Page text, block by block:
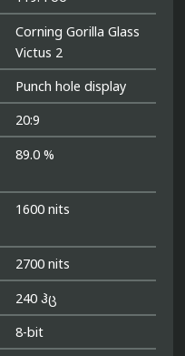
Corning Gorilla Glass
Victus 2
Punch hole display
20:9
89.0 %
1600 nits
2700 nits
240 ჰც
8-bit